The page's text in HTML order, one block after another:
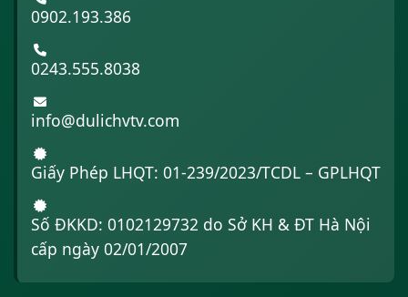
0902.193.386
0243.555.8038
info@dulichvtv.com
Giấy Phép LHQT: 01-239/2023/TCDL – GPLHQT
Số ĐKKD: 0102129732 do Sở KH & ĐT Hà Nội
cấp ngày 02/01/2007